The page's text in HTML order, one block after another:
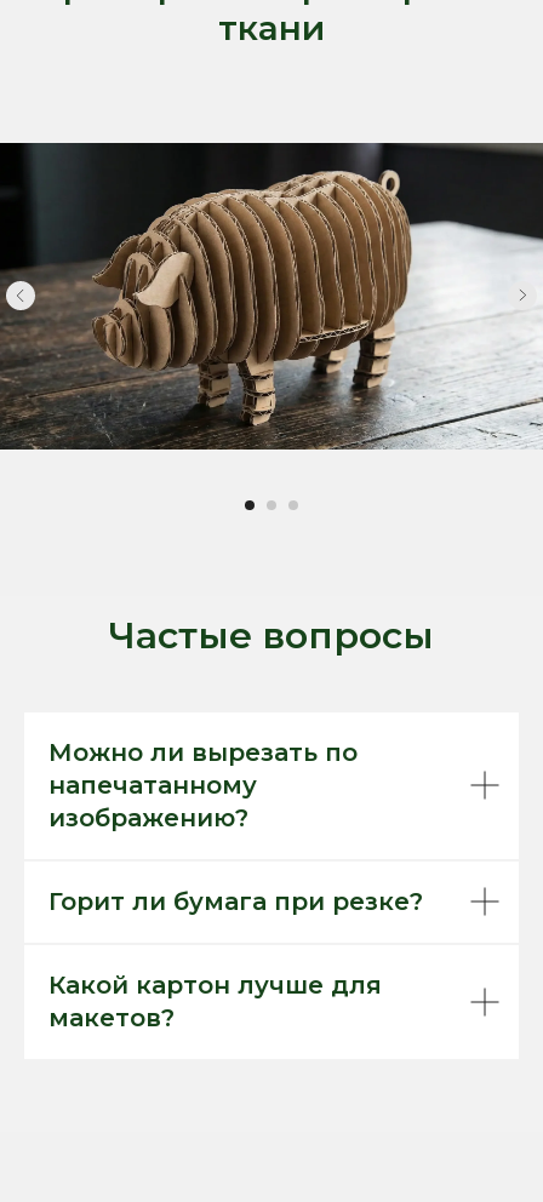
ткани
Частые вопросы
Можно ли вырезать по
напечатанному
изображению?
Горит ли бумага при резке?
Какой картон лучше для
макетов?